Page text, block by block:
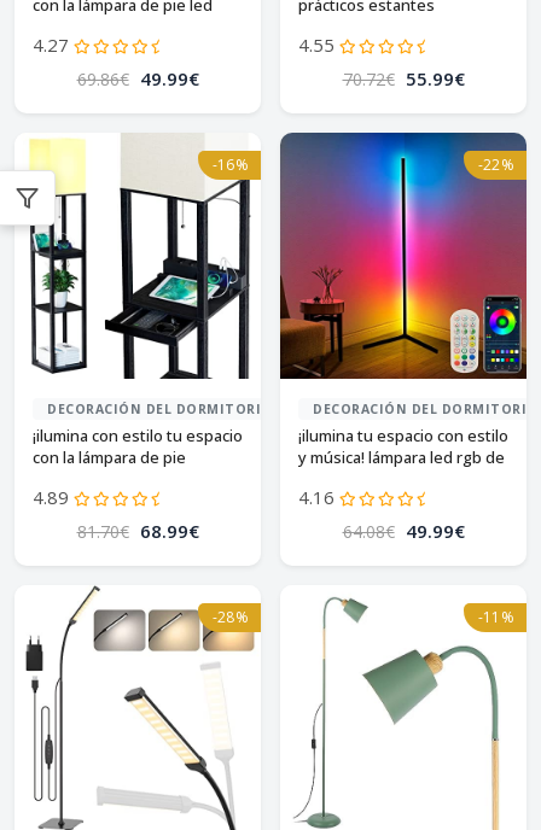
con la lámpara de pie led
4.27
69.86€ 49.99€
prácticos estantes
4.55
70.72€ 55.99€
-16%
DECORACIÓN DEL DORMITORIO
¡ilumina con estilo tu espacio
con la lámpara de pie
4.89
81.70€ 68.99€
-22%
DECORACIÓN DEL DORMITORIO
¡ilumina tu espacio con estilo
y música! lámpara led rgb de
4.16
64.08€ 49.99€
-28% -11%